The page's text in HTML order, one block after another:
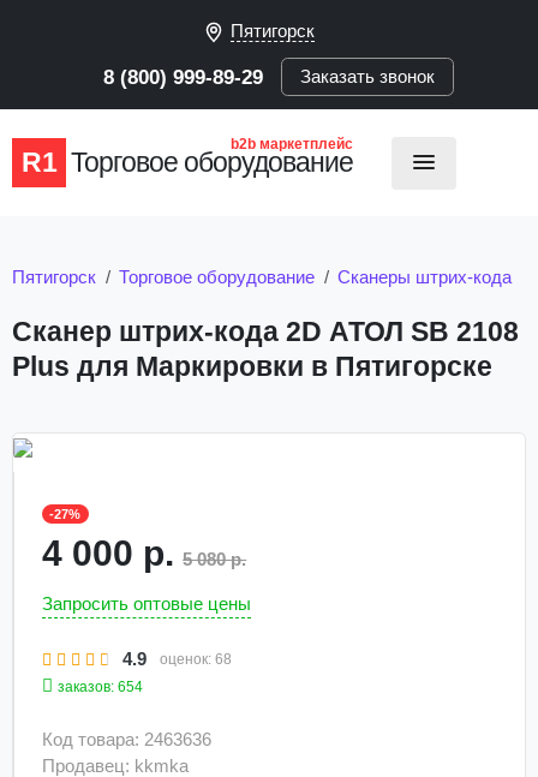
Пятигорск
8 (800) 999-89-29 Заказать звонок
R1 Торговое оборудование
b2b маркетплейс
Пятигорск Торговое оборудование Сканеры штрих-кода
Сканер штрих-кода 2D АТОЛ SB 2108
Plus для Маркировки в Пятигорске
-27%
4 000 р. 5 080 р.
Запросить оптовые цены
4.9 оценок: 68
заказов: 654
Код товара: 2463636
Продавец: kkmka